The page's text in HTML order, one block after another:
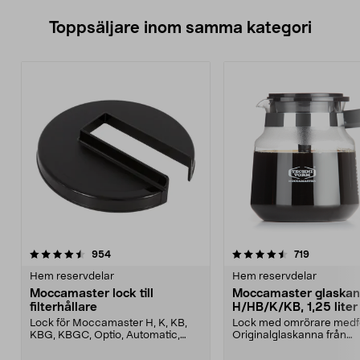
Toppsäljare inom samma kategori
954recensioner
Hem reservdelar
Moccamaster lock till
filterhållare
Lock för Moccamaster H, K, KB,
KBG, KBGC, Optio, Automatic,
4.5 av 5 stjärnor 719
Hem reservdelar
Moccamaster
H/HB/K/KB, 1,25 liter
Lock med omrörare
Originalglaskanna från
4.5 av 5 stjärnor